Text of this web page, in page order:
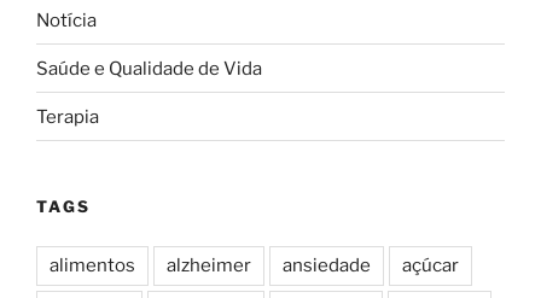
Notícia
Saúde e Qualidade de Vida
Terapia
TAGS
alimentos alzheimer ansiedade açúcar